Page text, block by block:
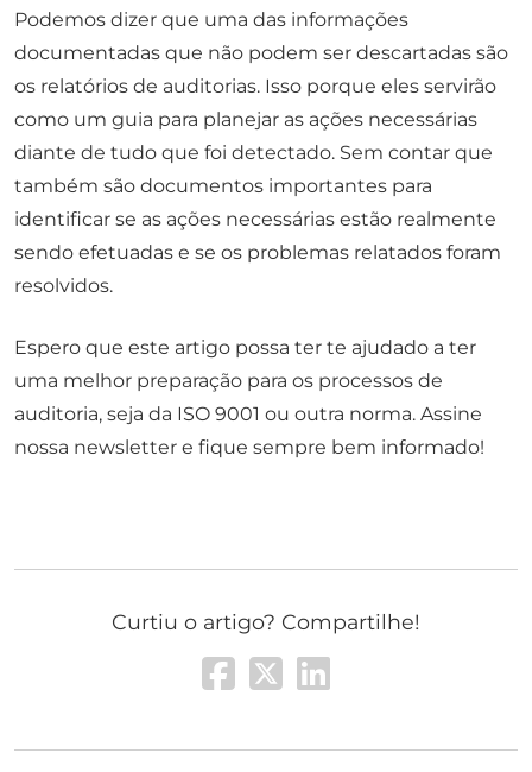
Podemos dizer que uma das informações
documentadas que não podem ser descartadas são
os relatórios de auditorias. Isso porque eles servirão
como um guia para planejar as ações necessárias
diante de tudo que foi detectado. Sem contar que
também são documentos importantes para
identificar se as ações necessárias estão realmente
sendo efetuadas e se os problemas relatados foram
resolvidos.
Espero que este artigo possa ter te ajudado a ter
uma melhor preparação para os processos de
auditoria, seja da ISO 9001 ou outra norma. Assine
nossa newsletter e fique sempre bem informado!
Curtiu o artigo? Compartilhe!